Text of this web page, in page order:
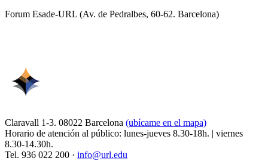
Forum Esade-URL (Av. de Pedralbes, 60-62. Barcelona)
Claravall 1-3. 08022 Barcelona (ubícame en el mapa)
Horario de atención al público: lunes-jueves 8.30-18h. | viernes
8.30-14.30h.
Tel. 936 022 200 · info@url.edu